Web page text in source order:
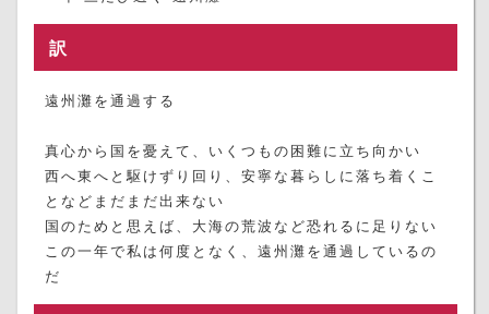
訳
遠州灘を通過する
真心から国を憂えて、いくつもの困難に立ち向かい
西へ東へと駆けずり回り、安寧な暮らしに落ち着くこ
となどまだまだ出来ない
国のためと思えば、大海の荒波など恐れるに足りない
この一年で私は何度となく、遠州灘を通過しているの
だ